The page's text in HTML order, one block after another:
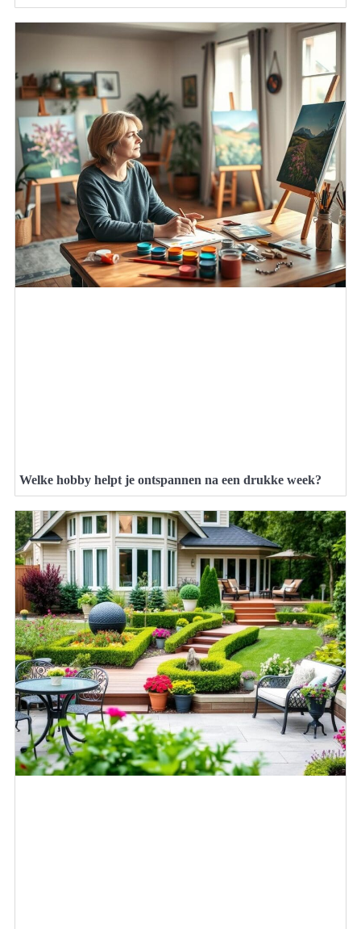
Welke hobby helpt je ontspannen na een drukke week?